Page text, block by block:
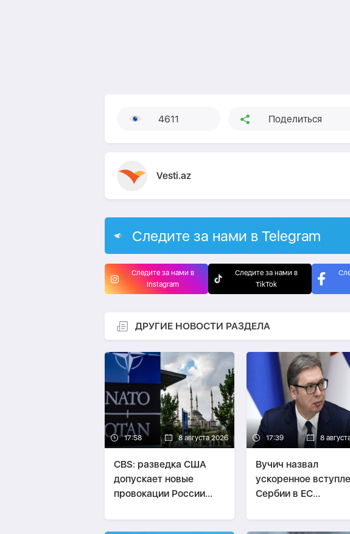
4611 Поделиться
Vesti.az
Следите за нами в Telegram
Следите за нами в
Instagram
Следите за нами в
TikTok
ДРУГИЕ НОВОСТИ РАЗДЕЛА
17:58 8 августа 2026
CBS: разведка США
допускает новые
провокации России
17:39 8
Вучич назвал
ускоренное
Сербии в ЕС